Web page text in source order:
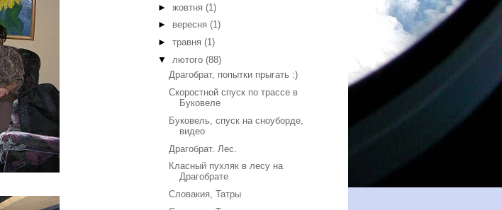
► жовтня (1)
► вересня (1)
► травня (1)
▼ лютого (88)
Драгобрат, попытки прыгать :)
Скоростной спуск по трассе в
Буковеле
Буковель, спуск на сноуборде,
видео
Драгобрат. Лес.
Класный пухляк в лесу на
Драгобрате
Словакия, Татры